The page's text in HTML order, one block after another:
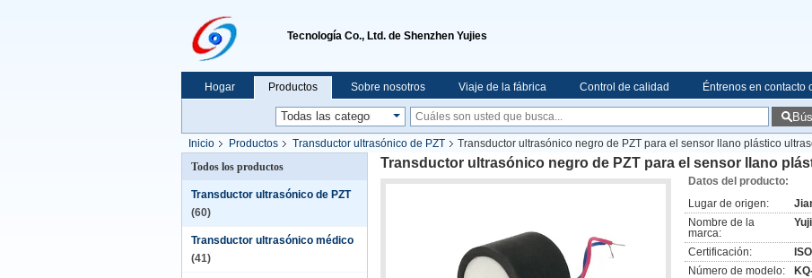
Tecnología Co., Ltd. de Shenzhen Yujies
Hogar Productos Sobre nosotros Viaje de la fábrica Control de calidad Éntrenos en contacto
Inicio Productos Transductor ultrasónico de PZT
Transductor ultrasónico negro de PZT para el sensor llano plástico
Todos los productos
Transductor ultrasónico de PZT
(60)
Transductor ultrasónico médico
(41)
Transductor ultrasónico negro de PZT para el sensor llano
Datos del producto:
Lugar de origen:
Nombre de la
marca:
Certificación:
Número de modelo: